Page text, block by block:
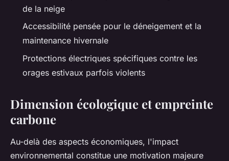
de la neige
Accessibilité pensée pour le déneigement et la
maintenance hivernale
Protections électriques spécifiques contre les
orages estivaux parfois violents
Dimension écologique et empreinte
carbone
Au-delà des aspects économiques, l'impact
environnemental constitue une motivation majeure